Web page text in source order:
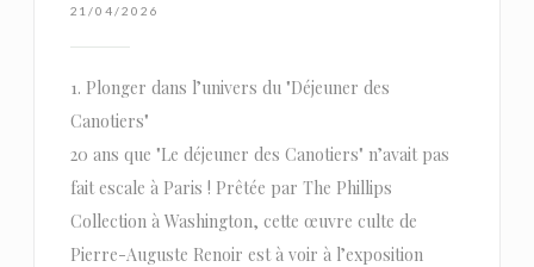
21/04/2026
1. Plonger dans l’univers du "Déjeuner des
Canotiers"
20 ans que "Le déjeuner des Canotiers" n’avait pas
fait escale à Paris ! Prêtée par The Phillips
Collection à Washington, cette œuvre culte de
Pierre-Auguste Renoir est à voir à l’exposition